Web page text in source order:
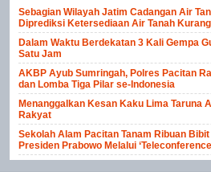
Sebagian Wilayah Jatim Cadangan Air
Diprediksi Ketersediaan Air Tanah
Dalam Waktu Berdekatan 3 Kali Gempa
Satu Jam
AKBP Ayub Sumringah, Polres Pacitan
dan Lomba Tiga Pilar se-Indonesia
Menanggalkan Kesan Kaku Lima Taruna
Rakyat
Sekolah Alam Pacitan Tanam Ribuan
Presiden Prabowo Melalui